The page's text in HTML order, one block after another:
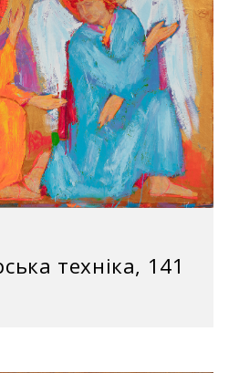
техніка, 141